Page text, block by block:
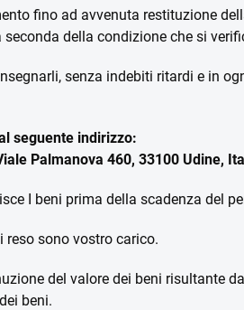
fino ad avvenuta restituzione
della condizione che si
senza indebiti ritardi e in
seguente indirizzo:
Palmanova 460, 33100 Udine,
I beni prima della scadenza del
reso sono vostro carico.
del valore dei beni risultante
beni.